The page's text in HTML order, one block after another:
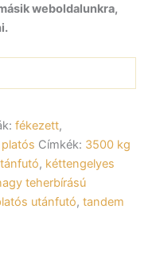
weboldalunkra,
fékezett,
platós Címkék: 3500 kg
, kéttengelyes
teherbírású
utánfutó, tandem